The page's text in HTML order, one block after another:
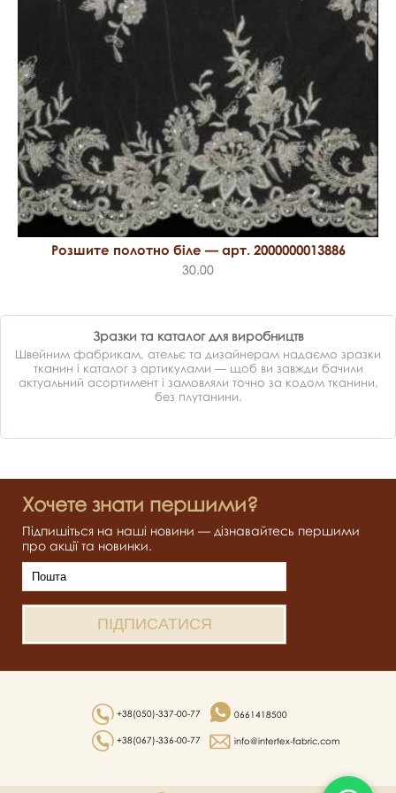
Розшите полотно біле — арт. 2000000013886
30.00
Зразки та каталог для виробництв
Швейним фабрикам, ательє та дизайнерам надаємо зразки
тканин і каталог з артикулами — щоб ви завжди бачили
актуальний асортимент і замовляли точно за кодом тканини,
без плутанини.
Хочете знати першими?
Підпишіться на наші новини — дізнавайтесь першими
про акції та новинки.
+38(050)-337-00-77
+38(067)-336-00-77
0661418500
info@intertex-fabric.com